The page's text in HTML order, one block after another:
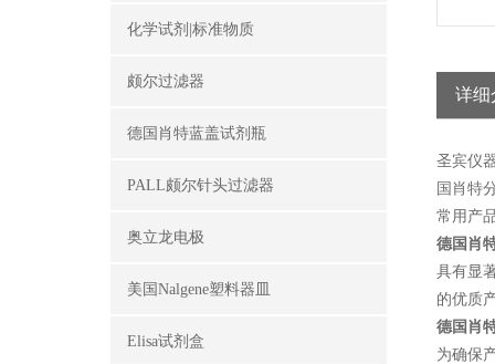
化学试剂|标准物质
颇尔过滤器
德国肖特蓝盖试剂瓶
PALL颇尔针头过滤器
奥立龙电极
美国Nalgene塑料器皿
Elisa试剂盒
详细
圣宾仪
国肖特
常用产
德国肖
具有显
的优质
德国肖
为确保